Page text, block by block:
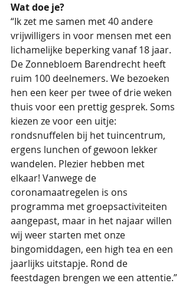
Wat doe je?
“Ik zet me samen met 40 andere
vrijwilligers in voor mensen met een
lichamelijke beperking vanaf 18 jaar.
De Zonnebloem Barendrecht heeft
ruim 100 deelnemers. We bezoeken
hen een keer per twee of drie weken
thuis voor een prettig gesprek. Soms
kiezen ze voor een uitje:
rondsnuffelen bij het tuincentrum,
ergens lunchen of gewoon lekker
wandelen. Plezier hebben met
elkaar! Vanwege de
coronamaatregelen is ons
programma met groepsactiviteiten
aangepast, maar in het najaar willen
wij weer starten met onze
bingomiddagen, een high tea en een
jaarlijks uitstapje. Rond de
feestdagen brengen we een attentie.”